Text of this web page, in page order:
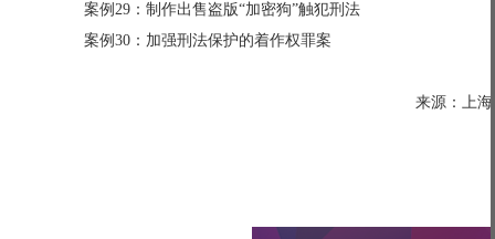
案例29：制作出售盗版“加密狗”触犯刑法
案例30：加强刑法保护的着作权罪案
来源：上海市